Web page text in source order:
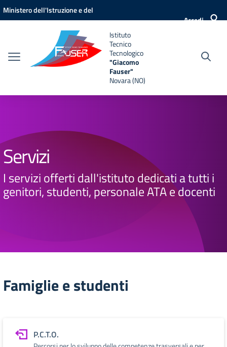
Vai ai contenuti
Vai al menu di navigazione
Vai al footer
Ministero dell'Istruzione e del
Accedi
Istituto
Tecnico
Tecnologico
"Giacomo
Fauser"
Novara (NO)
Servizi
I servizi offerti dall'istituto dedicati a tutti i
genitori, studenti, personale ATA e docenti
Famiglie e studenti
P.C.T.O.